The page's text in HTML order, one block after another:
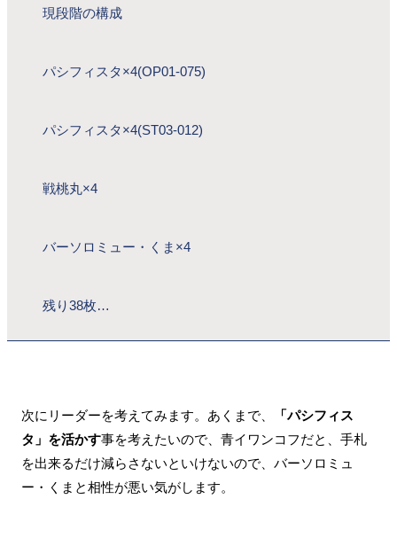
現段階の構成
パシフィスタ×4(OP01-075)
パシフィスタ×4(ST03-012)
戦桃丸×4
バーソロミュー・くま×4
残り38枚…
次にリーダーを考えてみます。あくまで、
「パシフィス
タ」を活かす事を考えたいので、青イワンコフだと、手札
を出来るだけ減らさないといけないので、バーソロミュ
ー・くまと相性が悪い気がします。